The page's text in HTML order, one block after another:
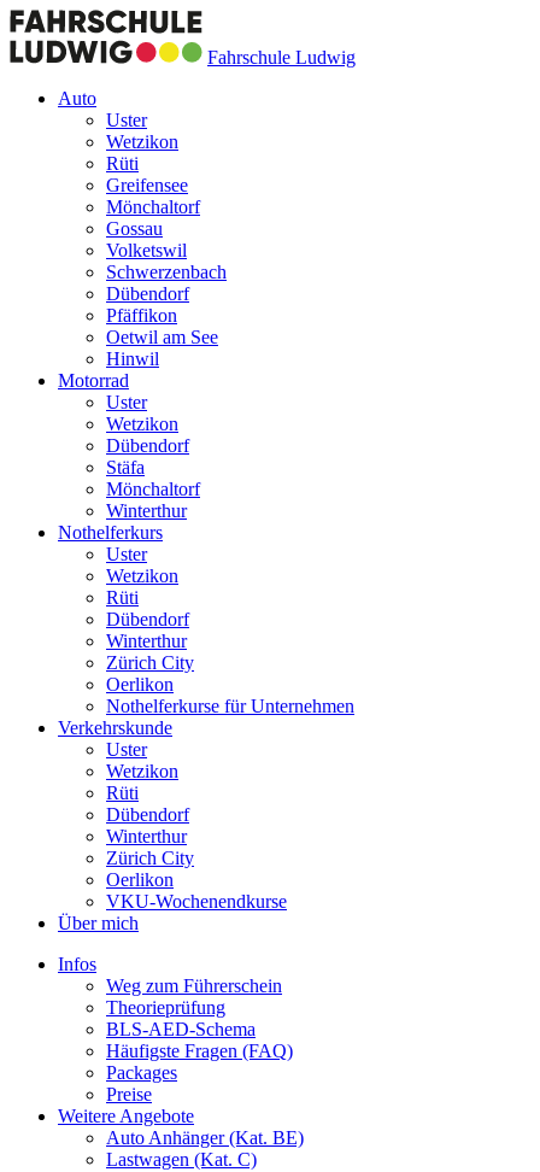
Fahrschule Ludwig
Auto
Uster
Wetzikon
Rüti
Greifensee
Mönchaltorf
Gossau
Volketswil
Schwerzenbach
Dübendorf
Pfäffikon
Oetwil am See
Hinwil
Motorrad
Uster
Wetzikon
Dübendorf
Stäfa
Mönchaltorf
Winterthur
Nothelferkurs
Uster
Wetzikon
Rüti
Dübendorf
Winterthur
Zürich City
Oerlikon
Nothelferkurse für Unternehmen
Verkehrskunde
Uster
Wetzikon
Rüti
Dübendorf
Winterthur
Zürich City
Oerlikon
VKU-Wochenendkurse
Über mich
Infos
Weg zum Führerschein
Theorieprüfung
BLS-AED-Schema
Häufigste Fragen (FAQ)
Packages
Preise
Weitere Angebote
Auto Anhänger (Kat. BE)
Lastwagen (Kat. C)